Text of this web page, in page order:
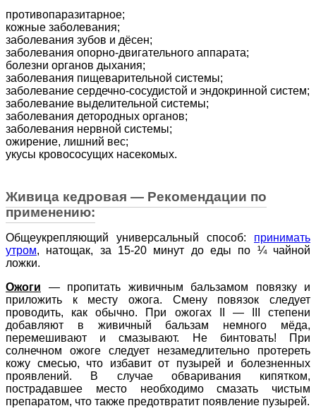
противопаразитарное;
кожные заболевания;
заболевания зубов и дёсен;
заболевания опорно-двигательного аппарата;
болезни органов дыхания;
заболевания пищеварительной системы;
заболевание сердечно-сосудистой и эндокринной систем;
заболевание выделительной системы;
заболевания детородных органов;
заболевания нервной системы;
ожирение, лишний вес;
укусы кровососущих насекомых.
Живица кедровая — Рекомендации по
применению:
Общеукрепляющий универсальный способ: принимать
утром, натощак, за 15-20 минут до еды по ¼ чайной
ложки.
Ожоги
—
пропитать живичным бальзамом повязку и
приложить к месту ожога. Смену повязок следует
проводить, как обычно. При ожогах II — III степени
добавляют в живичный бальзам немного мёда,
перемешивают и смазывают. Не бинтовать! При
солнечном ожоге следует незамедлительно протереть
кожу смесью, что избавит от пузырей и болезненных
проявлений. В случае обваривания кипятком,
пострадавшее место необходимо смазать чистым
препаратом, что также предотвратит появление пузырей.